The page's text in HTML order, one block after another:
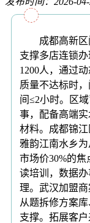
成都高新区
支撑多店连锁
1200人，通过
质量不达标时
间≤2小时。区
事，配备高端
材料。成都锦
雅韵江南水乡
市场价30%的
读培训，数据
理。武汉加盟商
从题拆修方案
支撑。拓展客